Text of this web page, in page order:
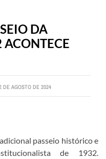
DA
ACONTECE
DE AGOSTO DE 2024
passeio histórico e
de 1932.